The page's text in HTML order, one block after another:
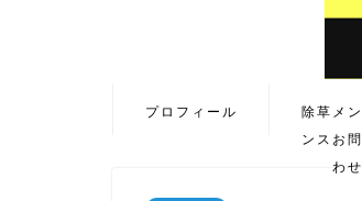
プロフィール
除草メ
ンスお
わせ